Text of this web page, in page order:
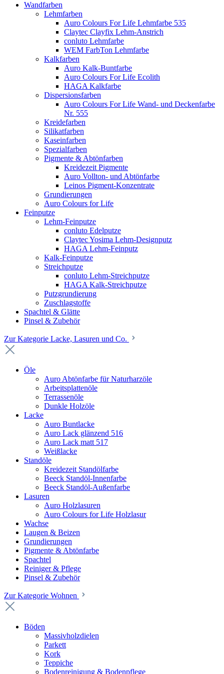
Wandfarben
Lehmfarben
Auro Colours For Life Lehmfarbe 535
Claytec Clayfix Lehm-Anstrich
conluto Lehmfarbe
WEM FarbTon Lehmfarbe
Kalkfarben
Auro Kalk-Buntfarbe
Auro Colours For Life Ecolith
HAGA Kalkfarbe
Dispersionsfarben
Auro Colours For Life Wand- und Deckenfarbe
Nr. 555
Kreidefarben
Silikatfarben
Kaseinfarben
Spezialfarben
Pigmente & Abtönfarben
Kreidezeit Pigmente
Auro Vollton- und Abtönfarbe
Leinos Pigment-Konzentrate
Grundierungen
Auro Colours for Life
Feinputze
Lehm-Feinputze
conluto Edelputze
Claytec Yosima Lehm-Designputz
HAGA Lehm-Feinputz
Kalk-Feinputze
Streichputze
conluto Lehm-Streichputze
HAGA Kalk-Streichputze
Putzgrundierung
Zuschlagstoffe
Spachtel & Glätte
Pinsel & Zubehör
Zur Kategorie Lacke, Lasuren und Co.
Öle
Auro Abtönfarbe für Naturharzöle
Arbeitsplattenöle
Terrassenöle
Dunkle Holzöle
Lacke
Auro Buntlacke
Auro Lack glänzend 516
Auro Lack matt 517
Weißlacke
Standöle
Kreidezeit Standölfarbe
Beeck Standöl-Innenfarbe
Beeck Standöl-Außenfarbe
Lasuren
Auro Holzlasuren
Auro Colours for Life Holzlasur
Wachse
Laugen & Beizen
Grundierungen
Pigmente & Abtönfarbe
Spachtel
Reiniger & Pflege
Pinsel & Zubehör
Zur Kategorie Wohnen
Böden
Massivholzdielen
Parkett
Kork
Teppiche
Bodenreinigung & Bodenpflege